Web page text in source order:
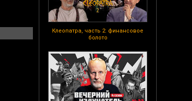
Клеопатра, часть 2: финансовое
болото